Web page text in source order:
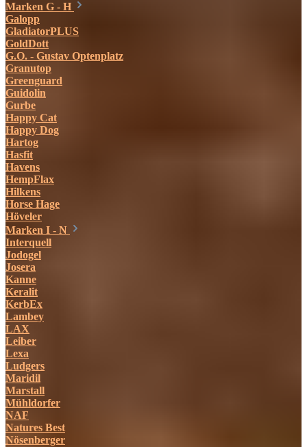
Marken G - H
Galopp
GladiatorPLUS
GoldDott
G.O. - Gustav Optenplatz
Granutop
Greenguard
Guidolin
Gurbe
Happy Cat
Happy Dog
Hartog
Hasfit
Havens
HempFlax
Hilkens
Horse Hage
Höveler
Marken I - N
Interquell
Jodogel
Josera
Kanne
Keralit
KerbEx
Lambey
LAX
Leiber
Lexa
Ludgers
Maridil
Marstall
Mühldorfer
NAF
Natures Best
Nösenberger